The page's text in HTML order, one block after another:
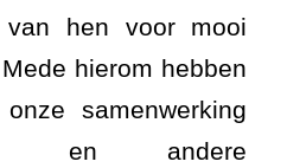
van hen voor mooi
hierom hebben
samenwerking
en andere